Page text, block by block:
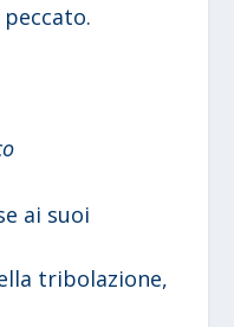
ai suoi
tribolazione,